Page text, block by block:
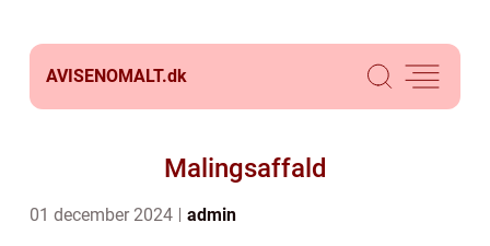
AVISENOMALT.dk
Malingsaffald
01 december 2024 admin